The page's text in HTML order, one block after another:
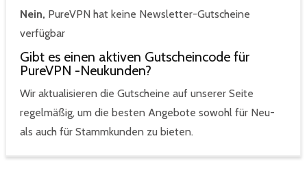
Nein, PureVPN hat keine Newsletter-Gutscheine
verfügbar
Gibt es einen aktiven Gutscheincode für
PureVPN -Neukunden?
Wir aktualisieren die Gutscheine auf unserer Seite
regelmäßig, um die besten Angebote sowohl für Neu-
als auch für Stammkunden zu bieten.